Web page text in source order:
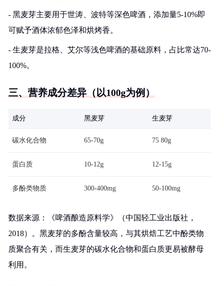
- 黑麦芽主要用于世涛、波特等深色啤酒，添加量5-10%即
可赋予酒体浓郁色泽和烘烤香。
- 生麦芽是拉格、艾尔等浅色啤酒的基础原料，占比常达70-
100%。
三、营养成分差异（以100g为例）
成分 黑麦芽 生麦芽
碳水化合物 65-70g 75 80g
蛋白质 10-12g 12-15g
多酚类物质 300-400mg 50-100mg
数据来源：《啤酒酿造原料学》（中国轻工业出版社，
2018）。黑麦芽的多酚含量较高，与其烘焙工艺中酚类物
质聚合有关，而生麦芽的碳水化合物和蛋白质更易被酵母
利用。